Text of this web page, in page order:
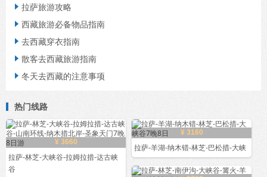
 拉萨旅游攻略
 西藏旅游必备物品指南
 去西藏穿衣指南
 散客去西藏旅游指南
 冬天去西藏的注意事项
热门线路
¥ 3660
拉萨-林芝-大峡谷-拉姆拉措-达古峡
谷
¥ 3160
拉萨-羊湖-纳木错-林芝-巴松措-大峡